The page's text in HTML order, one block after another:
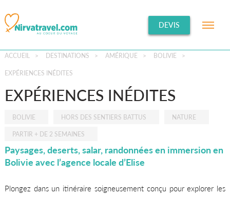
DEVIS
ACCUEIL > DESTINATIONS > AMÉRIQUE > BOLIVIE >
EXPÉRIENCES INÉDITES
EXPÉRIENCES INÉDITES
BOLIVIE HORS DES SENTIERS BATTUS NATURE
PARTIR + DE 2 SEMAINES
Paysages, deserts, salar, randonnées en immersion en
Bolivie avec l’agence locale d’Elise
Plongez dans un itinéraire soigneusement conçu pour explorer les